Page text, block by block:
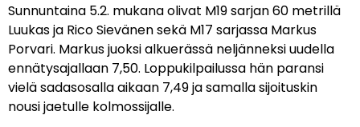
Sunnuntaina 5.2. mukana olivat M19 sarjan 60 metrillä
Luukas ja Rico Sievänen sekä M17 sarjassa Markus
Porvari. Markus juoksi alkuerässä neljänneksi uudella
ennätysajallaan 7,50. Loppukilpailussa hän paransi
vielä sadasosalla aikaan 7,49 ja samalla sijoituskin
nousi jaetulle kolmossijalle.